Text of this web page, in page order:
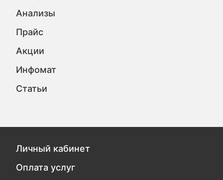
Анализы
Прайс
Акции
Инфомат
Статьи
Личный кабинет
Оплата услуг